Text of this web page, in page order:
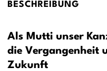
BESCHREIBUNG
Als Mutti unser
die Vergangenheit
Zukunft